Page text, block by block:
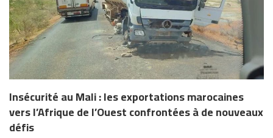
Insécurité au Mali : les exportations marocaines
vers l’Afrique de l’Ouest confrontées à de nouveaux
défis